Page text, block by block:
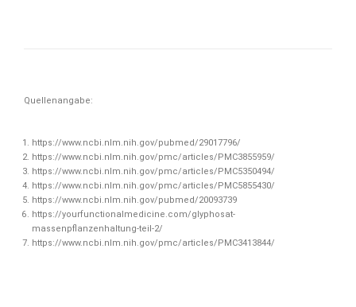
Quellenangabe:
https://www.ncbi.nlm.nih.gov/pubmed/29017796/
https://www.ncbi.nlm.nih.gov/pmc/articles/PMC3855959/
https://www.ncbi.nlm.nih.gov/pmc/articles/PMC5350494/
https://www.ncbi.nlm.nih.gov/pmc/articles/PMC5855430/
https://www.ncbi.nlm.nih.gov/pubmed/20093739
https://yourfunctionalmedicine.com/glyphosat-
massenpflanzenhaltung-teil-2/
https://www.ncbi.nlm.nih.gov/pmc/articles/PMC3413844/